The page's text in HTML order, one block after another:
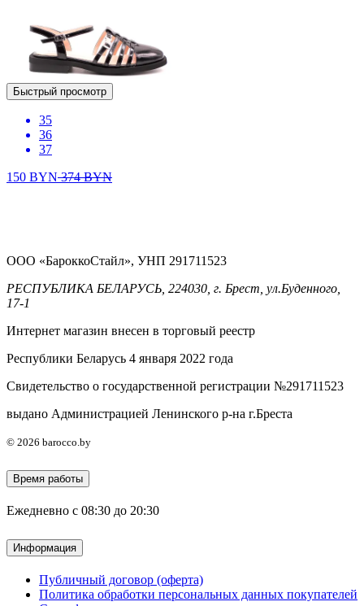
Быстрый просмотр
35
36
37
150 BYN374BYN
ООО «БароккоСтайл», УНП 291711523
РЕСПУБЛИКА БЕЛАРУСЬ, 224030, г. Брест, ул.Буденного,
17-1
Интернет магазин внесен в торговый реестр
Республики Беларусь 4 января 2022 года
Свидетельство о государственной регистрации №291711523
выдано Администрацией Ленинского р-на г.Бреста
© 2026 barocco.by
Время работы
Ежедневно с 08:30 до 20:30
Информация
Публичный договор (оферта)
Политика обработки персональных данных покупателей